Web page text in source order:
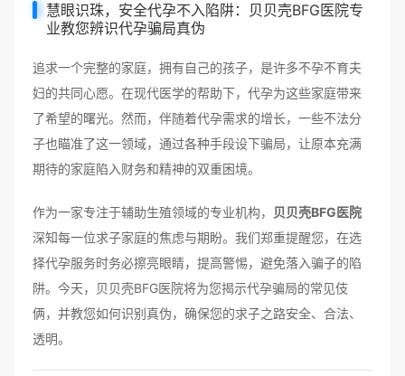
慧眼识珠，安全代孕不入陷阱：贝贝壳BFG医院专
业教您辨识代孕骗局真伪
追求一个完整的家庭，拥有自己的孩子，是许多不孕不育夫
妇的共同心愿。在现代医学的帮助下，代孕为这些家庭带来
了希望的曙光。然而，伴随着代孕需求的增长，一些不法分
子也瞄准了这一领域，通过各种手段设下骗局，让原本充满
期待的家庭陷入财务和精神的双重困境。
作为一家专注于辅助生殖领域的专业机构，
贝贝壳BFG医院
深知每一位求子家庭的焦虑与期盼。我们郑重提醒您，在选
择代孕服务时务必擦亮眼睛，提高警惕，避免落入骗子的陷
阱。今天，贝贝壳BFG医院将为您揭示代孕骗局的常见伎
俩，并教您如何识别真伪，确保您的求子之路安全、合法、
透明。